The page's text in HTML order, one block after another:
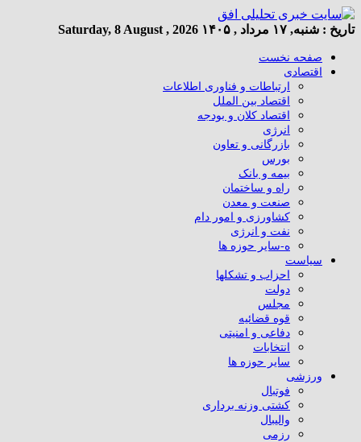
تاریخ : شنبه, ۱۷ مرداد , ۱۴۰۵ Saturday, 8 August , 2026
صفحه نخست
اقتصادی
ارتباطات و فناوری اطلاعات
اقتصاد بین الملل
اقتصاد کلان و بودجه
انرژی
بازرگانی و تعاون
بورس
بیمه و بانک
راه و ساختمان
صنعت و معدن
کشاورزی و امور دام
نفت و انرژی
ه-سایر حوزه ها
سیاست
احزاب و تشکلها
دولت
مجلس
قوه قضائیه
دفاعی و امنیتی
انتخابات
سایر حوزه ها
ورزشی
فوتبال
کشتی وزنه برداری
والیبال
رزمی